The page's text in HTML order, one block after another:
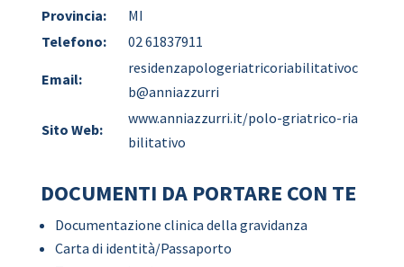
Provincia:
MI
Telefono:
02 61837911
Email:
residenzapologeriatricoriabilitativoc
b@anniazzurri
Sito Web:
www.anniazzurri.it/polo-griatrico-ria
bilitativo
DOCUMENTI DA PORTARE CON TE
Documentazione clinica della gravidanza
Carta di identità/Passaporto